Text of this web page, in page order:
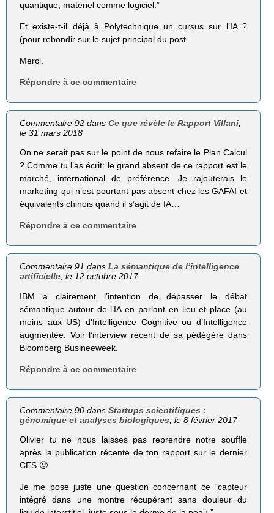
quantique, matériel comme logiciel.”
Et existe-t-il déjà à Polytechnique un cursus sur l’IA ?
(pour rebondir sur le sujet principal du post.
Merci.
Répondre à ce commentaire
Commentaire 92 dansCe que révèle le Rapport Villani,
le 31 mars 2018
On ne serait pas sur le point de nous refaire le Plan Calcul
? Comme tu l’as écrit: le grand absent de ce rapport est le
marché, international de préférence. Je rajouterais le
marketing qui n’est pourtant pas absent chez les GAFAI et
équivalents chinois quand il s’agit de IA…
Répondre à ce commentaire
Commentaire 91 dansLa sémantique de l’intelligence
artificielle, le 12 octobre 2017
IBM a clairement l’intention de dépasser le débat
sémantique autour de l’IA en parlant en lieu et place (au
moins aux US) d’Intelligence Cognitive ou d’Intelligence
augmentée. Voir l’interview récent de sa pédégère dans
Bloomberg Busineeweek.
Répondre à ce commentaire
Commentaire 90 dansStartups scientifiques :
génomique et analyses biologiques , le 8 février 2017
Olivier tu ne nous laisses pas reprendre notre souffle
après la publication récente de ton rapport sur le dernier
CES 🙂
Je me pose juste une question concernant ce “capteur
intégré dans une montre récupérant sans douleur du